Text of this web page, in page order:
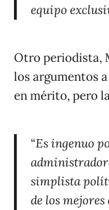
equipo
Otro periodista,
los argumentos
en mérito, pero
“Es ingenuo
simplista
de los